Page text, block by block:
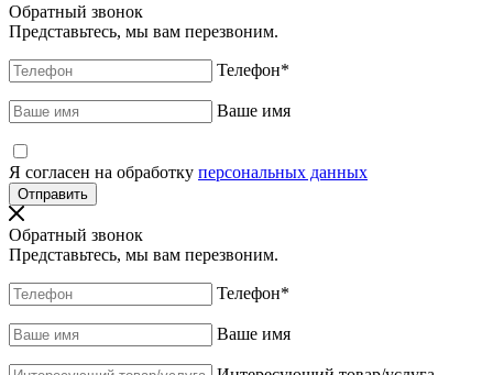
Обратный звонок
Представьтесь, мы вам перезвоним.
Телефон*
Ваше имя
Я согласен на обработку персональных данных
Обратный звонок
Представьтесь, мы вам перезвоним.
Телефон*
Ваше имя